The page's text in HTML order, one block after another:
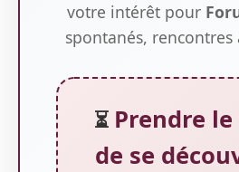
votre intérêt pour
spontanés,
⏳ Prendre
de se